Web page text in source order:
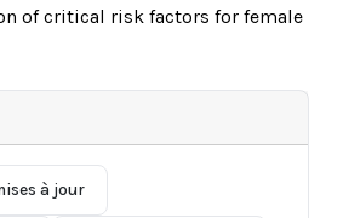
of critical risk factors for female
à jour